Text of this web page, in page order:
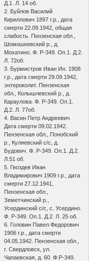
Д.1. Л. 14 об.
2. Буйлов Василий
Кириллович 1897 г.р., дата
смерти 22.09.1942, общая
слабость. Пензенская обл.,
Шомошеевский р., д.
Мохатино. Ф. Р-349. Оп.1. Д.2.
Л. 72об.
3. Бурмистров Иван Ин. 1908
г.р., дата смерти 29.09.1942,
энтероколит. Пензенская
обл., Колышлевский р., д.
Караулова. Ф. Р-349. Оп.1.
Д.2. Л. 77об.
4. Васин Петр Андреевич
Дата смерти 09.02.1942.
Пензенская обл., Понобский
р., Куляевский с/с, д.
Будович. Ф. Р-349. Оп.1. Д.2.
Л.51 об.
5. Гвоздев Иван
Владимирович 1909 г.р., дата
смерти 27.12.1941,
Пензенская обл.,
Земетчинский р.,
Усердинский с/с, с. Усердино.
Ф. Р-349. Оп.1. Д.2. Л. 25 об.
6. Головин Павел Федорович
1906 г.р., дата смерти
04.05.1942. Пензенская обл.,
г. Свердловск, ул.
Чапаевская, д. 60. Ф.Р-349.